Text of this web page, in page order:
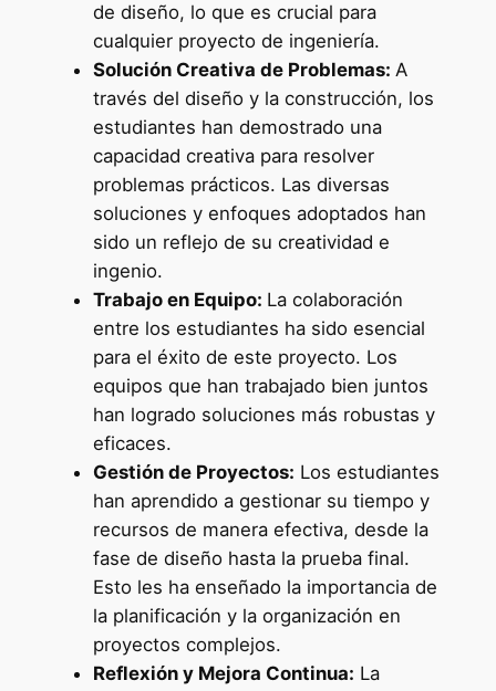
de diseño, lo que es crucial para
cualquier proyecto de ingeniería.
Solución Creativa de Problemas: A
través del diseño y la construcción, los
estudiantes han demostrado una
capacidad creativa para resolver
problemas prácticos. Las diversas
soluciones y enfoques adoptados han
sido un reflejo de su creatividad e
ingenio.
Trabajo en Equipo: La colaboración
entre los estudiantes ha sido esencial
para el éxito de este proyecto. Los
equipos que han trabajado bien juntos
han logrado soluciones más robustas y
eficaces.
Gestión de Proyectos: Los estudiantes
han aprendido a gestionar su tiempo y
recursos de manera efectiva, desde la
fase de diseño hasta la prueba final.
Esto les ha enseñado la importancia de
la planificación y la organización en
proyectos complejos.
Reflexión y Mejora Continua: La